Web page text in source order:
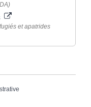
et apatrides